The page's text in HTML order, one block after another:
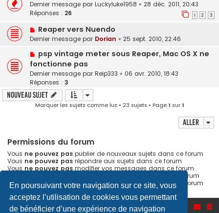
En poursuivant votre navigation sur ce site, vous
acceptez l’utilisation de cookies vous permettant
de bénéficier d’une expérience de navigation
Dernier message par Luckyluke1958 « 28 déc. 2011, 20:43
Réponses : 26 1 2 3
Reaper vers Nuendo
Dernier message par Dorian « 25 sept. 2010, 22:46
psp vintage meter sous Reaper, Mac OS X ne
fonctionne pas
Dernier message par Reip333 « 06 avr. 2010, 18:43
Réponses : 3
Nouveau sujet
Marquer les sujets comme lus • 23 sujets • Page1 sur1
Aller
Permissions du forum
Vous ne pouvez pas publier de nouveaux sujets dans ce forum
Vous ne pouvez pas répondre aux sujets dans ce forum
Vous ne pouvez pas modifier vos messages dans ce forum
supprimer vos messages dans ce forum
Vousne pouvez pastransférer de pièces jointes dans ce forum
Accueil du forum